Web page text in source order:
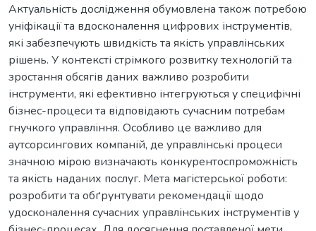
Актуальність дослідження обумовлена також потребою
уніфікації та вдосконалення цифрових інструментів,
які забезпечують швидкість та якість управлінських
рішень. У контексті стрімкого розвитку технологій та
зростання обсягів даних важливо розробити
інструменти, які ефективно інтегруються у специфічні
бізнес-процеси та відповідають сучасним потребам
гнучкого управління. Особливо це важливо для
аутсорсингових компаній, де управлінські процеси
значною мірою визначають конкурентоспроможність
та якість наданих послуг. Мета магістерської роботи:
розробити та обґрунтувати рекомендації щодо
удосконалення сучасних управлінських інструментів у